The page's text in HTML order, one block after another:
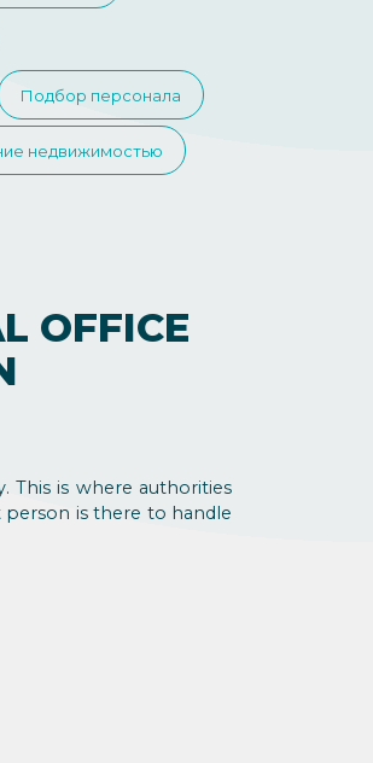
Подбор персонала
недвижимостью
OFFICE
This is where authorities
is there to handle